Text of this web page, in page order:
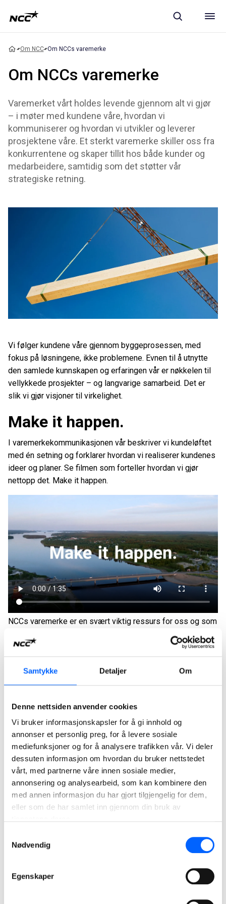
Samtykke Detaljer Om
Denne nettsiden anvender cookies
Vi bruker informasjonskapsler for å gi innhold og
annonser et personlig preg, for å levere sosiale
mediefunksjoner og for å analysere trafikken vår. Vi deler
dessuten informasjon om hvordan du bruker nettstedet
vårt, med partnerne våre innen sosiale medier,
annonsering og analysearbeid, som kan kombinere den
med annen informasjon du har gjort tilgjengelig for dem,
eller som de har samlet inn gjennom din bruk av
Nødvendig
Egenskaper
Om NCC Om NCCs varemerke
Om NCCs varemerke
Varemerket vårt holdes levende gjennom alt vi gjør
– i møter med kundene våre, hvordan vi
kommuniserer og hvordan vi utvikler og leverer
prosjektene våre. Et sterkt varemerke skiller oss fra
konkurrentene og skaper tillit hos både kunder og
medarbeidere, samtidig som det støtter vår
strategiske retning.
Vi følger kundene våre gjennom byggeprosessen, med
fokus på løsningene, ikke problemene. Evnen til å utnytte
den samlede kunnskapen og erfaringen vår er nøkkelen til
vellykkede prosjekter – og langvarige samarbeid. Det er
slik vi gjør visjoner til virkelighet.
Make it happen.
I varemerkekommunikasjonen vår beskriver vi kundeløftet
med én setning og forklarer hvordan vi realiserer kundenes
ideer og planer. Se filmen som forteller hvordan vi gjør
nettopp det. Make it happen.
NCCs varemerke er en svært viktig ressurs for oss og som
vi tar godt vare på. Derfor er det viktig for oss at alle
aktiviteter der NCC er til stede og synlige (bl.a.
arrangementer, reklame, sponsing osv.), er i tråd med våre
retningslinjer for varemerkekommunikasjon.
rettigheter, ønsker du å bruke NCC som referanse eller vil
du inngå et fremtidig varemerkesamarbeid? Da kan du
kontakte oss på
branding@ncc.se
NCCs visuelle identitet
Vi har utviklet en varemerkeidé og en plattform som staker
ut kursen for en konsekvent varemerkekommunikasjon, gir
veiledning om språkstil og angir rammene for vår visuelle
verktøyene som styrer all kommunikasjon av NCCs
datterselskapers varemerker presentert.